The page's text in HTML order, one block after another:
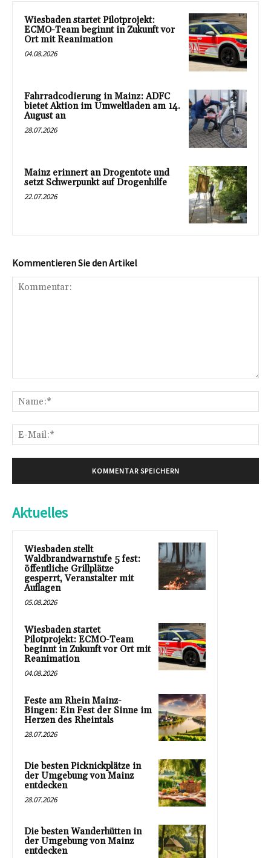
Wiesbaden startet Pilotprojekt:
ECMO-Team beginnt in Zukunft vor
Ort mit Reanimation
04.08.2026
Fahrradcodierung in Mainz: ADFC
bietet Aktion im Umweltladen am 14.
August an
28.07.2026
Mainz erinnert an Drogentote und
setzt Schwerpunkt auf Drogenhilfe
22.07.2026
Kommentieren Sie den Artikel
Aktuelles
Wiesbaden stellt
Waldbrandwarnstufe 5 fest:
öffentliche Grillplätze
gesperrt, Veranstalter mit
Auflagen
05.08.2026
Wiesbaden startet
Pilotprojekt: ECMO-Team
beginnt in Zukunft vor Ort mit
Reanimation
04.08.2026
Feste am Rhein Mainz-
Bingen: Ein Fest der Sinne im
Herzen des Rheintals
28.07.2026
Die besten Picknickplätze in
der Umgebung von Mainz
entdecken
28.07.2026
Die besten Wanderhütten in
der Umgebung von Mainz
entdecken